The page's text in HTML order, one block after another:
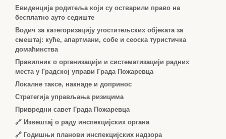
Евиденција родитеља који су остварили право на
бесплатно ауто седиште
Водич за категоризацију угоститељских објеката за
смештај: куће, апартмани, собе и сеоска туристичка
домаћинства
Правилник о организацији и систематизацији радних
места у Градској управи Града Пожаревца
Локалне таксе, накнаде и допринос
Стратегија управљања ризицима
Привредни савет Града Пожаревца
🔗 Извештај о раду инспекцијских органа
🔗 Годишњи планови инспекцијских надзора